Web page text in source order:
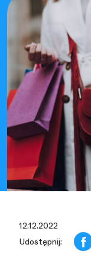
12.12.2022
Udostępnij: